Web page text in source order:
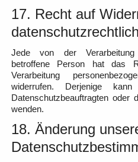
17. Recht auf
Jede von der Verarbeitung
betroffene Person hat das
Verarbeitung
widerrufen. Derjenige
Datenschutzbeauftragten oder
wenden.
18. Änderung